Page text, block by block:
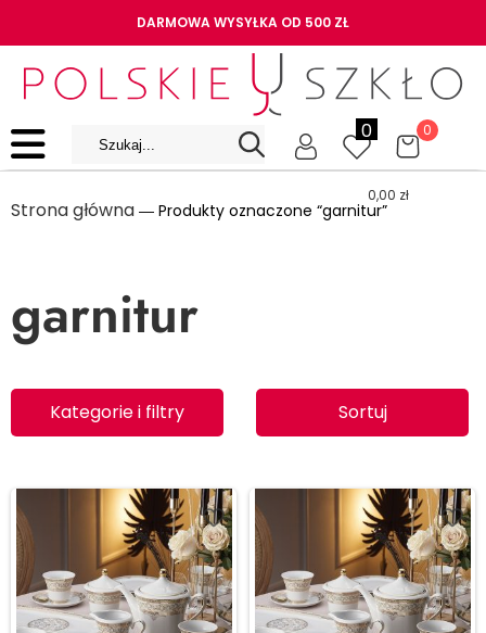
DARMOWA WYSYŁKA OD 500 ZŁ
0 0
0,00 zł
Strona główna ― Produkty oznaczone “garnitur”
garnitur
Kategorie i filtry Sortuj